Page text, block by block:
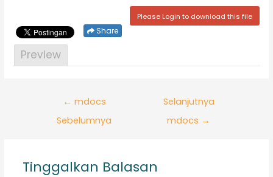
Please Login to download this file
Share
Preview
← mdocs
Sebelumnya
Selanjutnya
mdocs →
Tinggalkan Balasan